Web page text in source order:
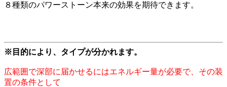
８種類のパワーストーン本来の効果を期待できます。
※目的により、タイプが分かれます。
広範囲で深部に届かせるにはエネルギー量が必要で、その装
置の条件として